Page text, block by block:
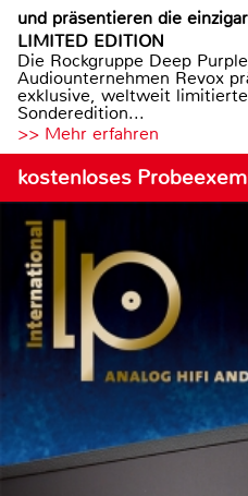
und präsentieren die
LIMITED EDITION
Die Rockgruppe Deep
Audiounternehmen Revox
exklusive, weltweit
Sonderedition...
>> Mehr erfahren
kostenloses